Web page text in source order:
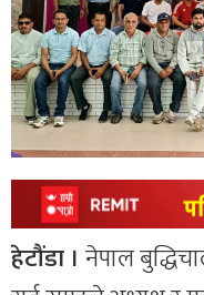
हेटौंडा । नेपाल